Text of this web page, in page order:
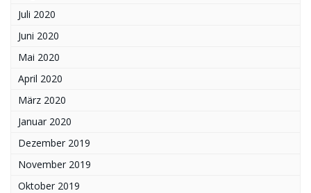
Juli 2020
Juni 2020
Mai 2020
April 2020
März 2020
Januar 2020
Dezember 2019
November 2019
Oktober 2019